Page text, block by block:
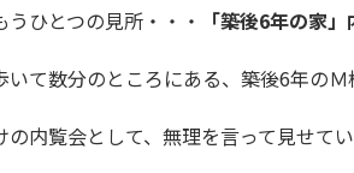
ひとつの見所・・・
「築後6年の家
て数分のところにある、築後6年のＭ
内覧会として、無理を言って見せてい